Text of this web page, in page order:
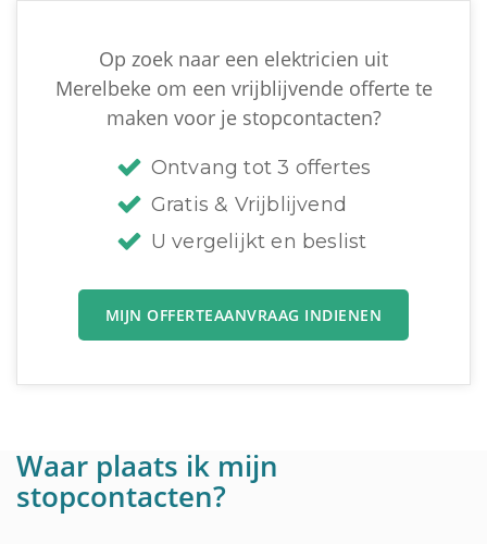
Op zoek naar een elektricien uit
Merelbeke om een vrijblijvende offerte te
maken voor je stopcontacten?
Ontvang tot 3 offertes
Gratis & Vrijblijvend
U vergelijkt en beslist
MIJN OFFERTEAANVRAAG INDIENEN
Waar plaats ik mijn
stopcontacten?